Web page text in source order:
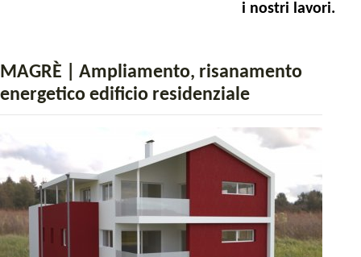
i nostri lavori.
MAGRÈ | Ampliamento, risanamento
energetico edificio residenziale